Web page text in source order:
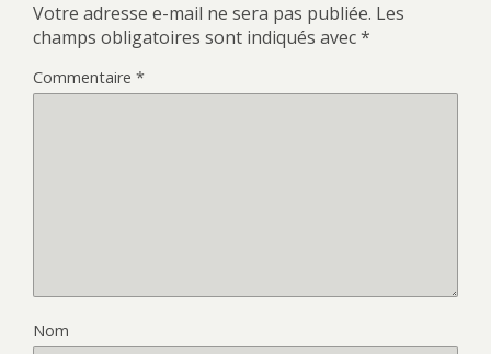
Votre adresse e-mail ne sera pas publiée. Les
champs obligatoires sont indiqués avec*
Commentaire *
Nom